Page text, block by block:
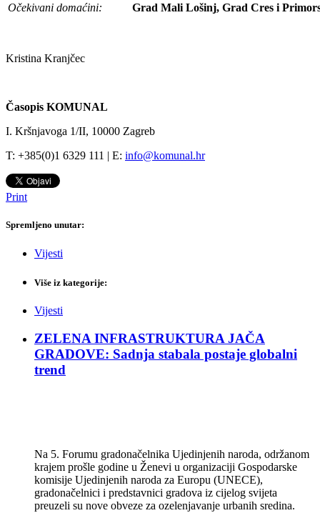
Očekivani domaćini:
Grad Mali Lošinj, Grad Cres i
Kristina Kranjčec
Časopis KOMUNAL
I. Kršnjavoga 1/II, 10000 Zagreb
T: +385(0)1 6329 111 | E: info@komunal.hr
Print
Spremljeno unutar:
Vijesti
Više iz kategorije:
Vijesti
ZELENA INFRASTRUKTURA JAČA
GRADOVE: Sadnja stabala postaje globalni
trend
Na 5. Forumu gradonačelnika Ujedinjenih naroda, održanom
krajem prošle godine u Ženevi u organizaciji Gospodarske
komisije Ujedinjenih naroda za Europu (UNECE),
gradonačelnici i predstavnici gradova iz cijelog svijeta
preuzeli su nove obveze za ozelenjavanje urbanih sredina.